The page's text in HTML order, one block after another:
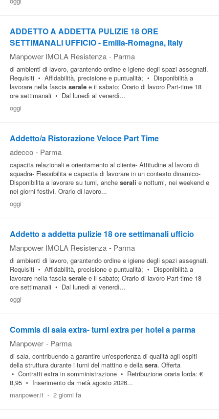
ADDETTO A ADDETTA PULIZIE 18 ORE
SETTIMANALI UFFICIO - Emilia-Romagna, Italy
Manpower IMOLA Resistenza - Parma
di ambienti di lavoro, garantendo ordine e igiene degli spazi assegnati.
Requisiti • Affidabilità, precisione e puntualità; • Disponibilità a
lavorare nella fascia serale e il sabato; Orario di lavoro Part-time 18
ore settimanali • Dal lunedì al venerdì...
oggi
Addetto/a Ristorazione Veloce Part Time
adecco - Parma
capacita relazionali e orientamento al cliente- Attitudine al lavoro di
squadra- Flessibilita e capacita di lavorare in un contesto dinamico-
Disponibilita a lavorare su turni, anche serali e notturni, nei weekend e
nei giorni festivi. Orario di lavoro...
oggi
Addetto a addetta pulizie 18 ore settimanali ufficio
Manpower IMOLA Resistenza - Parma
di ambienti di lavoro, garantendo ordine e igiene degli spazi assegnati.
Requisiti • Affidabilità, precisione e puntualità; • Disponibilità a
lavorare nella fascia serale e il sabato; Orario di lavoro Part-time 18
ore settimanali • Dal lunedì al venerdì...
oggi
Commis di sala extra- turni extra per hotel a parma
Manpower - Parma
di sala, contribuendo a garantire un'esperienza di qualità agli ospiti
della struttura durante i turni del mattino e della sera. Offerta
• Contratti extra in somministrazione • Retribuzione oraria lorda: €
8,95 • Inserimento da metà agosto 2026...
manpower.it - 2 giorni fa